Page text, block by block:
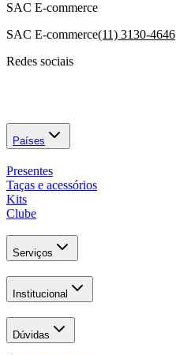
SAC E-commerce
SAC E-commerce(11) 3130-4646
Redes sociais
Países
Presentes
Taças e acessórios
Kits
Clube
Serviços
Institucional
Dúvidas